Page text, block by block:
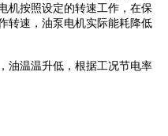
机按照设定的转速工作，在保
转速，油泵电机实际能耗降低
油温温升低，根据工况节电率